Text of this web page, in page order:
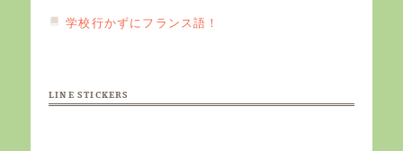
学校行かずにフランス語！
LINE STICKERS